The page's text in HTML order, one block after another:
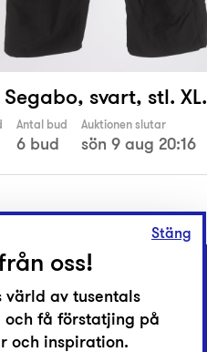
svart, stl. XL.
Antal bud
6 bud
Auktionen slutar
sön 9 aug 20:16
Stäng
oss!
värld av tusentals
få förstatjing på
och inspiration.